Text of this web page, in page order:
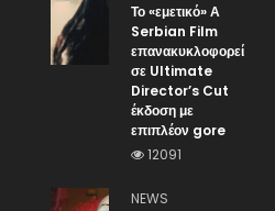
Το «εμετικό» Α
Serbian Film
επανακυκλοφορεί
σε Ultimate
Director’s Cut
έκδοση με
επιπλέον gore
12091
NEWS